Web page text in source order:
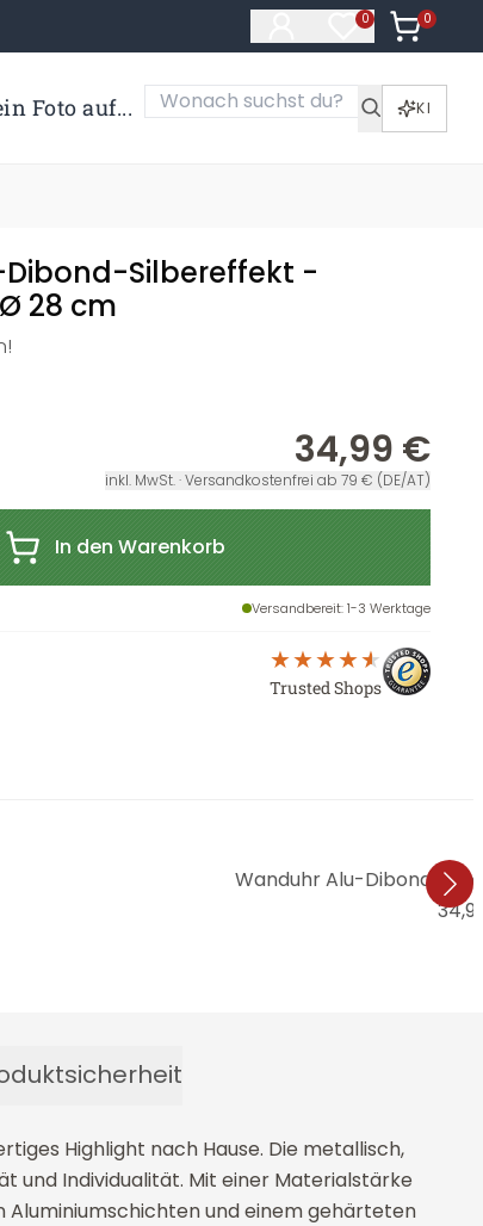
0
Artikel im
0
Artikel
Foto auf... KI
Silbereffekt -
28 cm
34,99 €
inkl. MwSt. · Versandkostenfrei ab 79 € (DE/AT)
In den Warenkorb
Versandbereit: 1-3 Werktage
Trusted Shops
Wanduhr Alu-Dibond-
Highlight nach Hause. Die metallisch,
und Individualität. Mit einer Materialstärke
Aluminiumschichten und einem gehärteten